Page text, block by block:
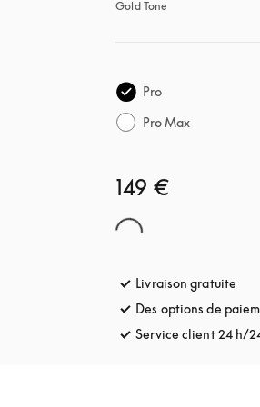
Gold Tone
Pro
Pro Max
149 €
Livraison gratuite
Des options de
Service client 24 h/